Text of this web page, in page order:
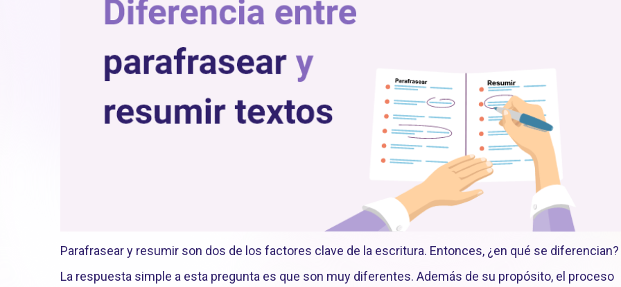
Parafrasear y resumir son dos de los factores clave de la escritura. Entonces, ¿en qué se diferencian?
La respuesta simple a esta pregunta es que son muy diferentes. Además de su propósito, el proceso